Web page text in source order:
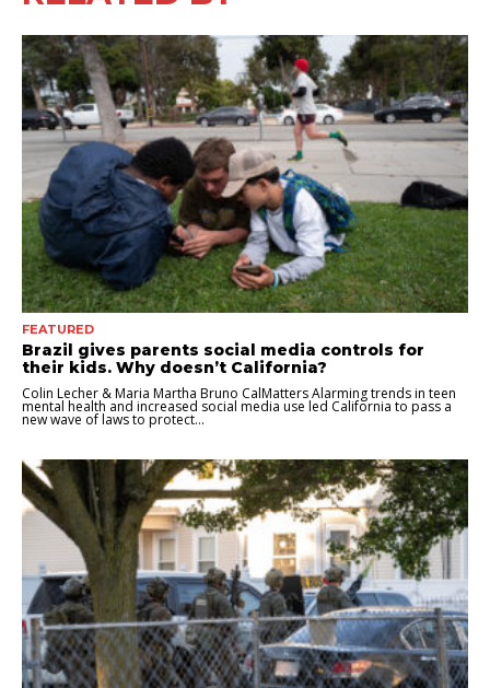
FEATURED
Brazil gives parents social media controls for
their kids. Why doesn’t California?
Colin Lecher & Maria Martha Bruno CalMatters Alarming trends in teen
mental health and increased social media use led California to pass a
new wave of laws to protect...